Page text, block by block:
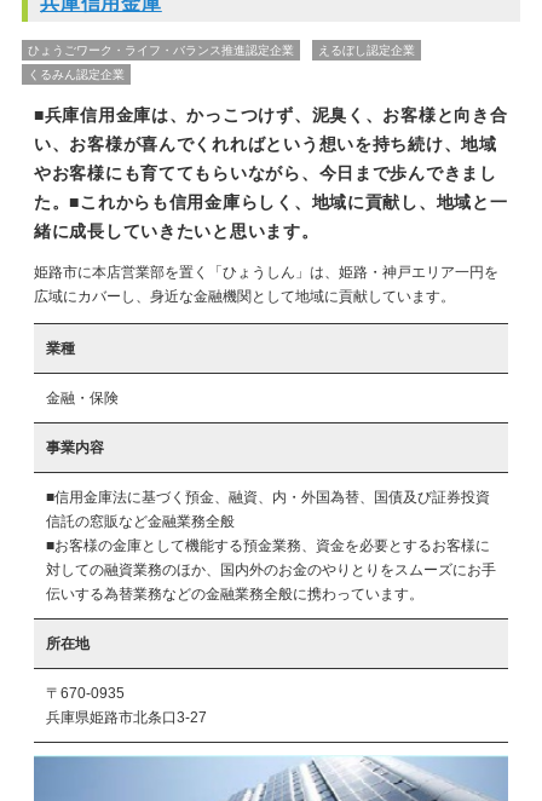
ひょうごワーク・ライフ・バランス推進認定企業
えるぼし認定企業
くるみん認定企業
■兵庫信用金庫は、かっこつけず、泥臭く、お客様と向き合
い、お客様が喜んでくれればという想いを持ち続け、地域
やお客様にも育ててもらいながら、今日まで歩んできまし
た。■これからも信用金庫らしく、地域に貢献し、地域と一
緒に成長していきたいと思います。
姫路市に本店営業部を置く「ひょうしん」は、姫路・神戸エリア一円を
広域にカバーし、身近な金融機関として地域に貢献しています。
業種
金融・保険
事業内容
■信用金庫法に基づく預金、融資、内・外国為替、国債及び証券投資
信託の窓販など金融業務全般
■お客様の金庫として機能する預金業務、資金を必要とするお客様に
対しての融資業務のほか、国内外のお金のやりとりをスムーズにお手
伝いする為替業務などの金融業務全般に携わっています。
所在地
〒670-0935
兵庫県姫路市北条口3-27